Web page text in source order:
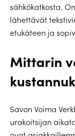
sähkökatkosta.
lähettävät
etukäteen ja
Mittarin
Savon Voima
urakoitsijan